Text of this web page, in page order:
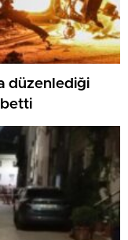
düzenlediği